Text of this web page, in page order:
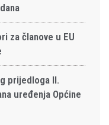
za članove u EU
prijedloga II.
uređenja Općine